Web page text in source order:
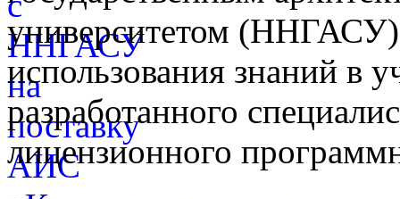
университетом (ННГАСУ)
использования знаний в
разработанного
лицензионного